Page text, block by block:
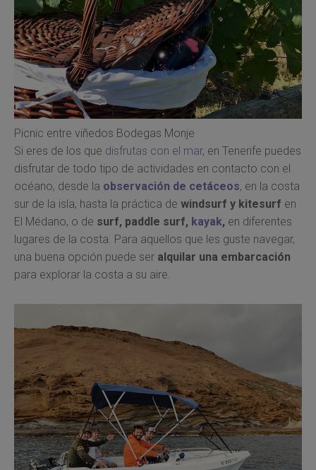
Picnic entre viñedos Bodegas Monje
Si eres de los que disfrutas con el mar, en Tenerife puedes
disfrutar de todo tipo de actividades en contacto con el
océano, desde la observación de cetáceos, en la costa
sur de la isla, hasta la práctica de windsurf y kitesurf en
El Médano, o de surf, paddle surf, kayak, en diferentes
lugares de la costa. Para aquellos que les guste navegar,
una buena opción puede ser alquilar una embarcación
para explorar la costa a su aire.